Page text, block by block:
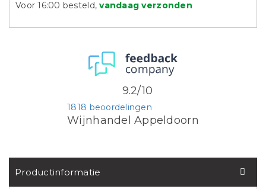
Voor 16:00 besteld,vandaag verzonden
Wijnhandel Appeldoorn
1818 beoordelingen
9.2/10
Productinformatie